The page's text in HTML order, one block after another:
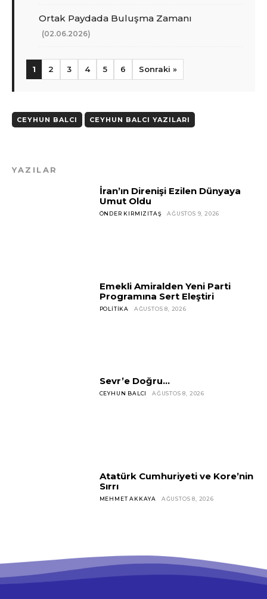
Ortak Paydada Buluşma Zamanı
(02.06.2026)
1 2 3 4 5 6 Sonraki »
CEYHUN BALCI CEYHUN BALCI YAZILARI
YAZILAR
İran’ın Direnişi Ezilen Dünyaya
Umut Oldu
ÖNDER KIRMIZITAŞ AĞUSTOS 9, 2026
Emekli Amiralden Yeni Parti
Programına Sert Eleştiri
POLITIKA AĞUSTOS 8, 2026
Sevr’e Doğru…
CEYHUN BALCI AĞUSTOS 8, 2026
Atatürk Cumhuriyeti ve Kore’nin
Sırrı
MEHMET AKKAYA AĞUSTOS 8, 2026